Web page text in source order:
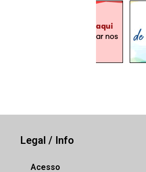
Legal / Info
Acesso